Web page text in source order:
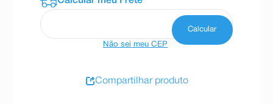
Não sei meu CEP
Compartilhar produto